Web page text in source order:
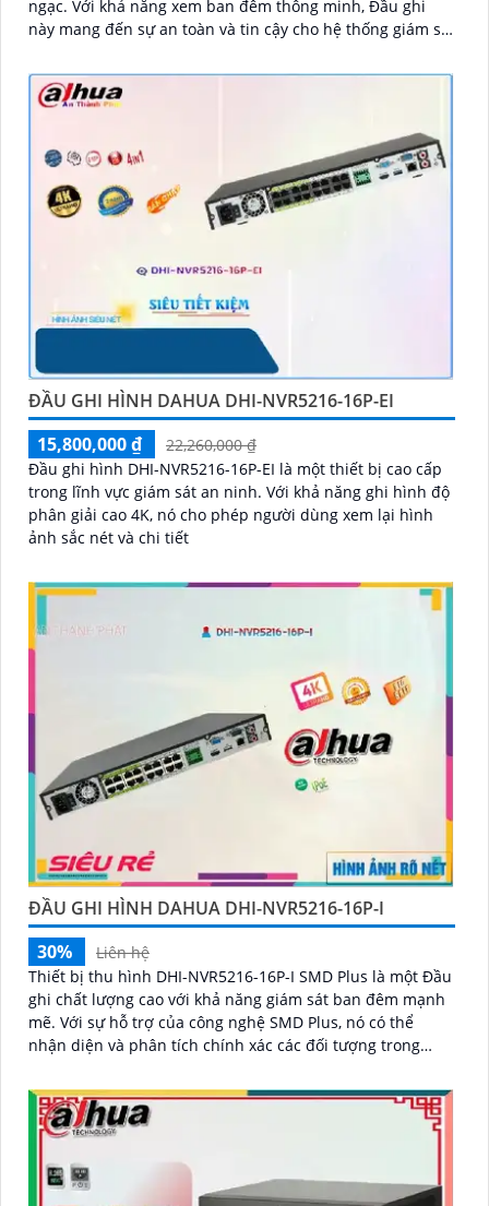
ngạc. Với khả năng xem ban đêm thông minh, Đầu ghi
này mang đến sự an toàn và tin cậy cho hệ thống giám sát
ĐẦU GHI HÌNH DAHUA DHI-NVR5216-16P-EI
15,800,000 ₫
22,260,000 ₫
Đầu ghi hình DHI-NVR5216-16P-EI là một thiết bị cao cấp
trong lĩnh vực giám sát an ninh. Với khả năng ghi hình độ
phân giải cao 4K, nó cho phép người dùng xem lại hình
ảnh sắc nét và chi tiết
ĐẦU GHI HÌNH DAHUA DHI-NVR5216-16P-I
30%
Liên hệ
Thiết bị thu hình DHI-NVR5216-16P-I SMD Plus là một Đầu
ghi chất lượng cao với khả năng giám sát ban đêm mạnh
mẽ. Với sự hỗ trợ của công nghệ SMD Plus, nó có thể
nhận diện và phân tích chính xác các đối tượng trong